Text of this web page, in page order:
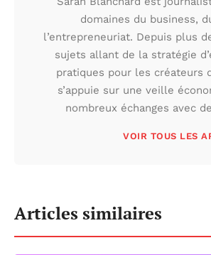
domaines du business,
l’entrepreneuriat. Depuis plus
sujets allant de la stratégie
pratiques pour les créateurs
s’appuie sur une veille
nombreux échanges avec
VOIR TOUS LES
Articles similaires